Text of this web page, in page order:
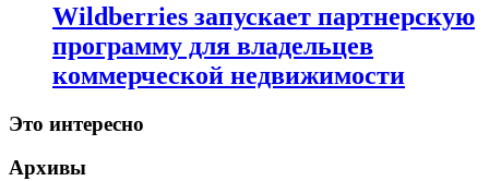
Wildberries запускает партнерскую
программу для владельцев
коммерческой недвижимости
Это интересно
Архивы